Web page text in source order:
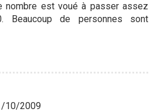
nombre est voué à passer assez
Beaucoup de personnes sont
10/2009